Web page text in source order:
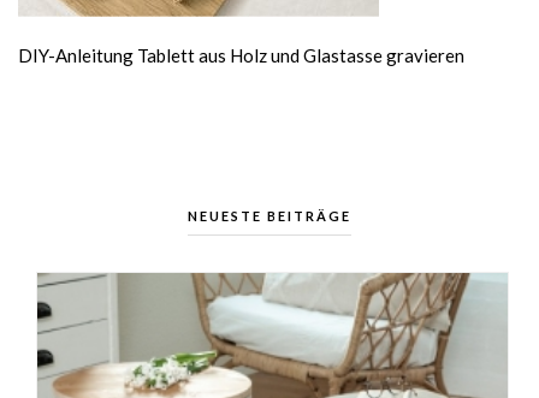
DIY-Anleitung Tablett aus Holz und Glastasse gravieren
NEUESTE BEITRÄGE